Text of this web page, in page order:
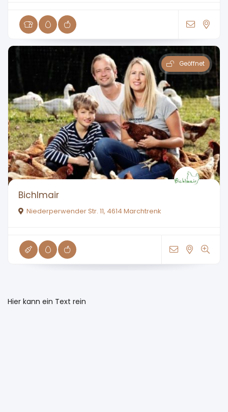
Geöffnet
Bichlmair
Niederperwender Str. 11, 4614 Marchtrenk
Hier kann ein Text rein